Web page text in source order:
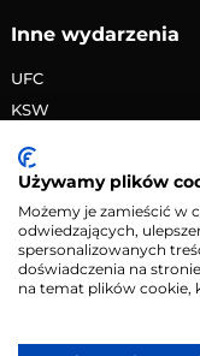
Inne wydarzenia
UFC
KSW
PRIME MMA
Żużlowa Ekstraliga
Speedway Grand Prix
Skoki narciarskie
Używamy plików
Możemy je zamieścić w
odwiedzających,
spersonalizowanych
doświadczenia na
na temat plików cookie,